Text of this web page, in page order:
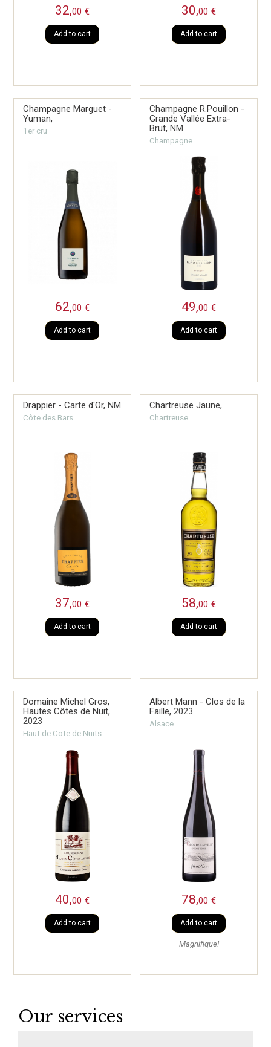
32,00 €
Add to cart
30,00 €
Add to cart
Champagne Marguet -
Yuman,
1er cru
62,00 €
Add to cart
Champagne R.Pouillon -
Grande Vallée Extra-
Brut, NM
Champagne
49,00 €
Add to cart
Drappier - Carte d'Or, NM
Côte des Bars
37,00 €
Add to cart
Chartreuse Jaune,
Chartreuse
58,00 €
Add to cart
Domaine Michel Gros,
Hautes Côtes de Nuit,
2023
Haut de Cote de Nuits
40,00 €
Add to cart
Albert Mann - Clos de la
Faille, 2023
Alsace
78,00 €
Add to cart
Magnifique!
Our services